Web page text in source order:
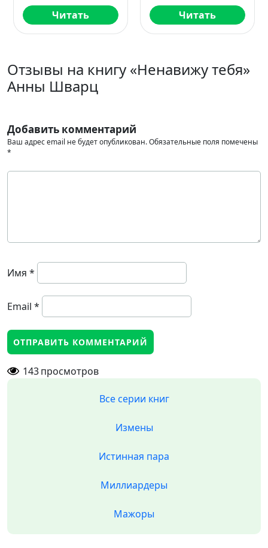
Читать Читать
Отзывы на книгу «Ненавижу тебя»
Анны Шварц
Добавить комментарий
Ваш адрес email не будет опубликован.Обязательные поля помечены
*
Имя *
Email *
143просмотров
Все серии книг
Измены
Истинная пара
Миллиардеры
Мажоры